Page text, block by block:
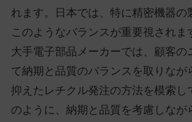
れます。日本では、特に精密機器の
このようなバランスが重要視されま
大手電子部品メーカーでは、顧客の
て納期と品質のバランスを取りなが
抑えたレチクル発注の方法を模索し
のように、納期と品質を考慮しなが